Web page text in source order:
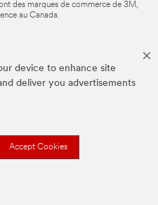
device to enhance site
deliver you advertisements
Accept Cookies
des marques de commerce de 3M,
au Canada.